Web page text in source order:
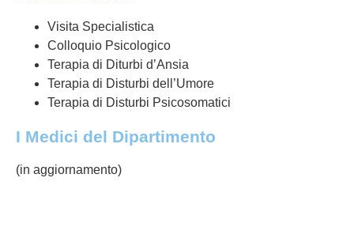
Visita Specialistica
Colloquio Psicologico
Terapia di Diturbi d’Ansia
Terapia di Disturbi dell’Umore
Terapia di Disturbi Psicosomatici
I Medici del Dipartimento
(in aggiornamento)